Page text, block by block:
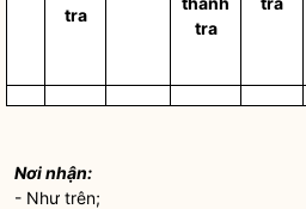
tra
tra
Nơi nhận:
- Như trên;